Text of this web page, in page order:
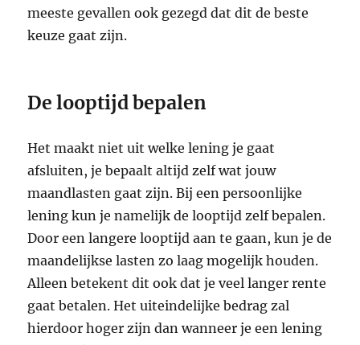
meeste gevallen ook gezegd dat dit de beste
keuze gaat zijn.
De looptijd bepalen
Het maakt niet uit welke lening je gaat
afsluiten, je bepaalt altijd zelf wat jouw
maandlasten gaat zijn. Bij een persoonlijke
lening kun je namelijk de looptijd zelf bepalen.
Door een langere looptijd aan te gaan, kun je de
maandelijkse lasten zo laag mogelijk houden.
Alleen betekent dit ook dat je veel langer rente
gaat betalen. Het uiteindelijke bedrag zal
hierdoor hoger zijn dan wanneer je een lening